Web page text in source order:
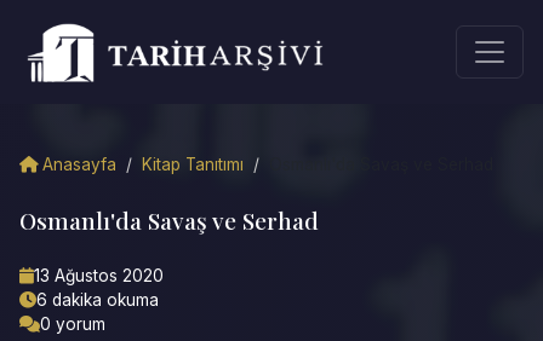
Anasayfa / Kitap Tanıtımı /
Osmanlı'da Savaş ve Serhad
13 Ağustos 2020
6 dakika okuma
0 yorum